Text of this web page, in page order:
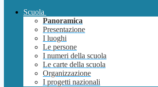
Scuola
Panoramica
Presentazione
I luoghi
Le persone
I numeri della scuola
Le carte della scuola
Organizzazione
I progetti nazionali